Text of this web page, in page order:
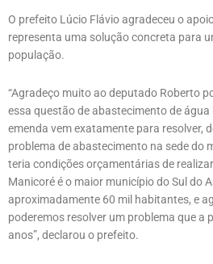
O prefeito Lúcio Flávio agradeceu o
representa uma solução concreta para
população.
“Agradeço muito ao deputado Roberto
essa questão de abastecimento de
emenda vem exatamente para resolver,
problema de abastecimento na sede do
teria condições orçamentárias de
Manicoré é o maior município do Sul do
aproximadamente 60 mil habitantes, e
poderemos resolver um problema que a
anos”, declarou o prefeito.